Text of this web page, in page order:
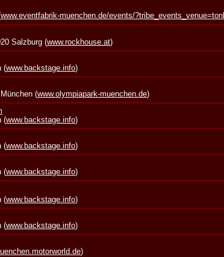
www.eventfabrik-muenchen.de/events/
Salzburg (www.rockhouse.at)
(www.backstage.info)
(www.olympiapark-muenchen.de)
(www.backstage.info)
(www.backstage.info)
(www.backstage.info)
(www.backstage.info)
(www.backstage.info)
)